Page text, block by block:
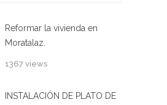
Reformar la vivienda en
Moratalaz.
1367 views
INSTALACIÓN DE PLATO DE